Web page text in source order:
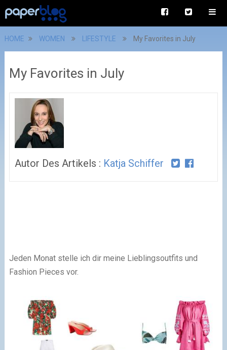
HOME WOMEN LIFESTYLE My Favorites in July
My Favorites in July
Autor Des Artikels : Katja Schiffer
Jeden Monat stelle ich dir meine Lieblingsoutfits und
Fashion Pieces vor.